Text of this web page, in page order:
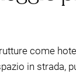
come
in strada,